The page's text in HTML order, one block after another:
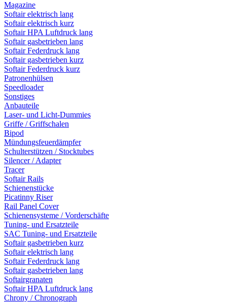
Magazine
Softair elektrisch lang
Softair elektrisch kurz
Softair HPA Luftdruck lang
Softair gasbetrieben lang
Softair Federdruck lang
Softair gasbetrieben kurz
Softair Federdruck kurz
Patronenhülsen
Speedloader
Sonstiges
Anbauteile
Laser- und Licht-Dummies
Griffe / Griffschalen
Bipod
Mündungsfeuerdämpfer
Schulterstützen / Stocktubes
Silencer / Adapter
Tracer
Softair Rails
Schienenstücke
Picatinny Riser
Rail Panel Cover
Schienensysteme / Vorderschäfte
Tuning- und Ersatzteile
SAC Tuning- und Ersatzteile
Softair gasbetrieben kurz
Softair elektrisch lang
Softair Federdruck lang
Softair gasbetrieben lang
Softairgranaten
Softair HPA Luftdruck lang
Chrony / Chronograph